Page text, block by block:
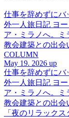
仕事を辞めずにバ
外一人旅日記 ヨ
ア・ミラノへ。
教会建築との出会
COLUMN
May 19. 2026 up
仕事を辞めずにバ
外一人旅日記 ヨ
ア・ミラノへ。
教会建築との出会
「夜のリラック